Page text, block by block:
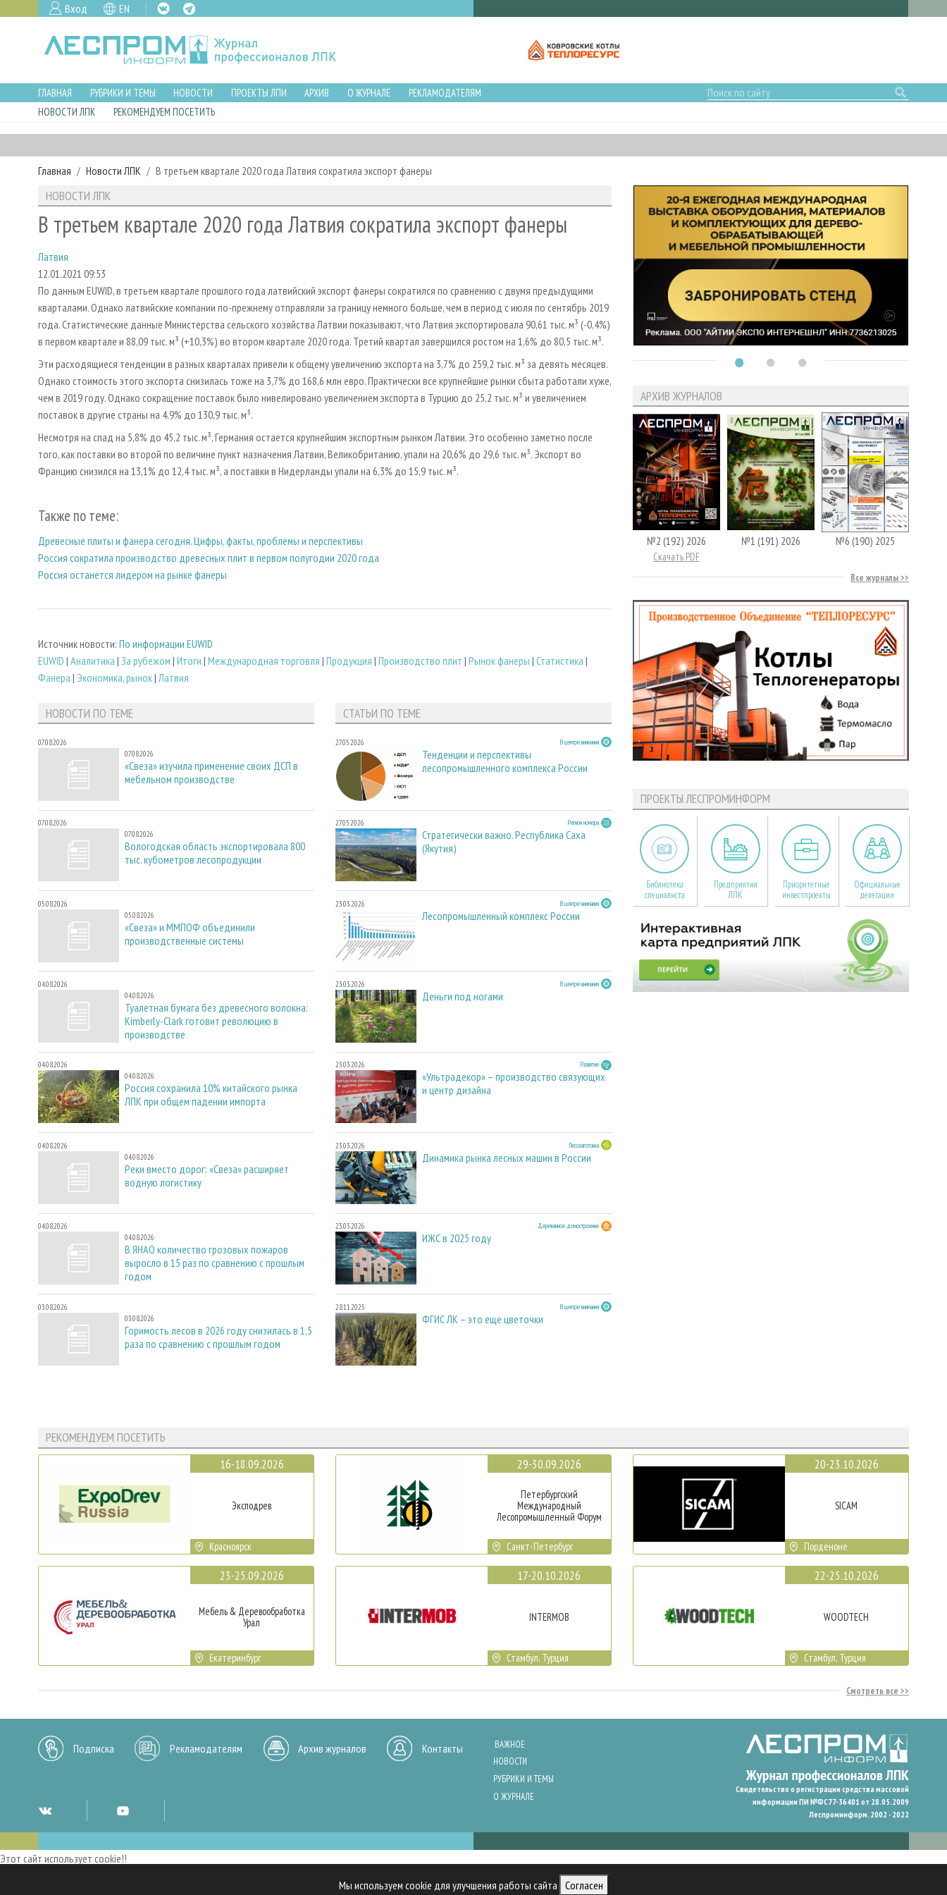
Вход EN
Мы используем cookie для улучшения работы сайта Согласен
ГЛАВНАЯ РУБРИКИ И ТЕМЫ НОВОСТИ ПРОЕКТЫ ЛПИ АРХИВ О ЖУРНАЛЕ
РЕКЛАМОДАТЕЛЯМ
НОВОСТИ ЛПК
РЕКОМЕНДУЕМ ПОСЕТИТЬ
Главная Новости ЛПК В третьем квартале 2020 года Латвия сократила экспорт фанеры
НОВОСТИ ЛПК
В третьем квартале 2020 года Латвия сократила экспорт фанеры
Латвия
12.01.2021 09:53
По данным EUWID, в третьем квартале прошлого года латвийский экспорт фанеры сократился по сравнению с двумя предыдущими
кварталами. Однако латвийские компании по-прежнему отправляли за границу немного больше, чем в период с июля по сентябрь 2019
года. Статистические данные Министерства сельского хозяйства Латвии показывают, что Латвия экспортировала 90,61 тыс. м³ (-0,4%)
в первом квартале и 88,09 тыс. м³ (+10,3%) во втором квартале 2020 года. Третий квартал завершился ростом на 1,6% до 80,5 тыс. м³.
Эти расходящиеся тенденции в разных кварталах привели к общему увеличению экспорта на 3,7% до 259,2 тыс. м³ за девять месяцев.
Однако стоимость этого экспорта снизилась тоже на 3,7% до 168,6 млн евро. Практически все крупнейшие рынки сбыта работали хуже,
чем в 2019 году. Однако сокращение поставок было нивелировано увеличением экспорта в Турцию до 25,2 тыс. м³ и увеличением
поставок в другие страны на 4,9% до 130,9 тыс. м³.
Несмотря на спад на 5,8% до 45,2 тыс. м³, Германия остается крупнейшим экспортным рынком Латвии. Это особенно заметно после
того, как поставки во второй по величине пункт назначения Латвии, Великобританию, упали на 20,6% до 29,6 тыс. м³. Экспорт во
Францию снизился на 13,1% до 12,4 тыс. м³, а поставки в Нидерланды упали на 6,3% до 15,9 тыс. м³.
Также по теме:
Древесные плиты и фанера сегодня. Цифры, факты, проблемы и перспективы
Россия сократила производство древесных плит в первом полугодии 2020 года
Россия останется лидером на рынке фанеры
Источник новости: По информации EUWID
EUWID | Аналитика | За рубежом | Итоги | Международная торговля | Продукция | Производство плит | Рынок фанеры | Статистика |
Фанера | Экономика, рынок|Латвия
НОВОСТИ ПО ТЕМЕ
07.08.2026
07.08.2026
«Свеза» изучила применение своих ДСП в
мебельном производстве
07.08.2026
07.08.2026
Вологодская область экспортировала 800
тыс. кубометров лесопродукции
05.08.2026
05.08.2026
«Свеза» и ММПОФ объединили
производственные системы
04.08.2026
04.08.2026
Туалетная бумага без древесного волокна:
Kimberly-Clark готовит революцию в
производстве
04.08.2026
04.08.2026
Россия сохранила 10% китайского рынка
ЛПК при общем падении импорта
04.08.2026
04.08.2026
Реки вместо дорог: «Свеза» расширяет
водную логистику
04.08.2026
04.08.2026
В ЯНАО количество грозовых пожаров
выросло в 15 раз по сравнению с прошлым
годом
03.08.2026
03.08.2026
Горимость лесов в 2026 году снизилась в 1,5
раза по сравнению с прошлым годом
СТАТЬИ ПО ТЕМЕ
27.05.2026 В центре внимания
Тенденции и перспективы
лесопромышленного комплекса России
27.05.2026 Регион номера
Стратегически важно. Республика Саха
(Якутия)
23.03.2026 В центре внимания
Лесопромышленный комплекс России
23.03.2026 В центре внимания
Деньги под ногами
23.03.2026 Развитие
«Ультрадекор» – производство связующих
и центр дизайна
23.03.2026 Лесозаготовка
Динамика рынка лесных машин в России
23.03.2026 Деревянное домостроение
ИЖС в 2025 году
28.11.2025 В центре внимания
ФГИС ЛК – это еще цветочки
АРХИВ ЖУРНАЛОВ
№2 (192) 2026
Скачать PDF
№1 (191) 2026 №6 (190) 2025
Все журналы
ПРОЕКТЫ ЛЕСПРОМИНФОРМ
Библиотека
специалиста
Предприятия
ЛПК
Приоритетные
инвестпроекты
Официальные
делегации
РЕКОМЕНДУЕМ ПОСЕТИТЬ
16-18.09.2026
Эксподрев
Красноярск
23-25.09.2026
Мебель & Деревообработка
Урал
Екатеринбург
29-30.09.2026
Петербургский
Международный
Лесопромышленный Форум
Санкт-Петербург
17-20.10.2026
INTERMOB
Стамбул, Турция
20-23.10.2026
SICAM
Порденоне
22-25.10.2026
WOODTECH
Стамбул, Турция
Смотреть все
Подписка Рекламодателям Архив журналов Контакты
ВАЖНОЕ
НОВОСТИ
РУБРИКИ И ТЕМЫ
О ЖУРНАЛЕ
Свидетельство о регистрации средства массовой
информации ПИ №ФС77-36401 от 28.05.2009
Леспроминформ. 2002 - 2022
Этот сайт использует cookie!!
Мы используем cookies и аналогичные технологии для улучшения работы нашего сайта, анализа трафика и персонализации контента. Cookies помогают нам запомнить ваши предпочтения и улучшить пользовательский